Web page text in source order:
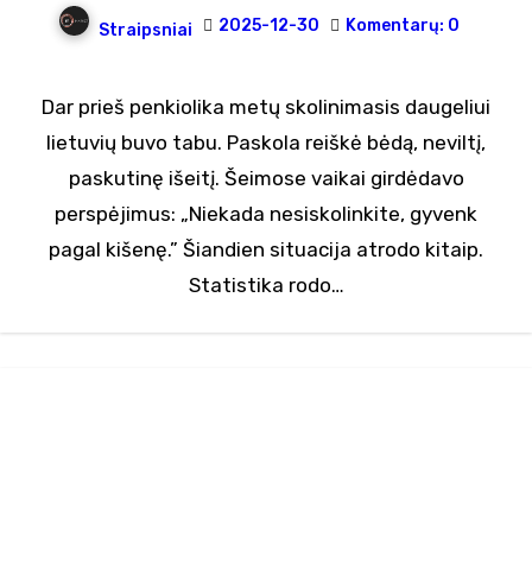
Straipsniai 2025-12-30 Komentarų: 0
Dar prieš penkiolika metų skolinimasis daugeliui
lietuvių buvo tabu. Paskola reiškė bėdą, neviltį,
paskutinę išeitį. Šeimose vaikai girdėdavo
perspėjimus: „Niekada nesiskolinkite, gyvenk
pagal kišenę.” Šiandien situacija atrodo kitaip.
Statistika rodo…